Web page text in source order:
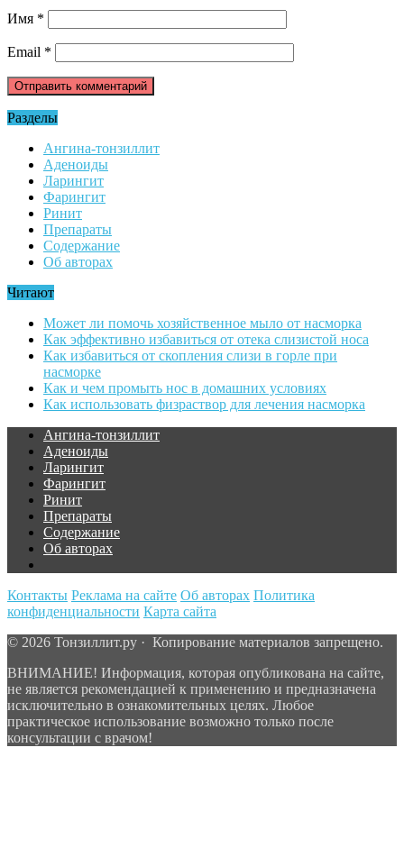
Имя *
Email *
Разделы
Ангина-тонзиллит
Аденоиды
Ларингит
Фарингит
Ринит
Препараты
Содержание
Об авторах
Читают
Может ли помочь хозяйственное мыло от насморка
Как эффективно избавиться от отека слизистой носа
Как избавиться от скопления слизи в горле при
насморке
Как и чем промыть нос в домашних условиях
Как использовать физраствор для лечения насморка
Ангина-тонзиллит
Аденоиды
Ларингит
Фарингит
Ринит
Препараты
Содержание
Об авторах
Контакты Реклама на сайте Об авторах Политика
конфиденциальности Карта сайта
© 2026 Тонзиллит.ру · Копирование материалов запрещено.
ВНИМАНИЕ! Информация, которая опубликована на сайте,
не является рекомендацией к применению и предназначена
исключительно в ознакомительных целях. Любое
практическое использование возможно только после
консультации с врачом!